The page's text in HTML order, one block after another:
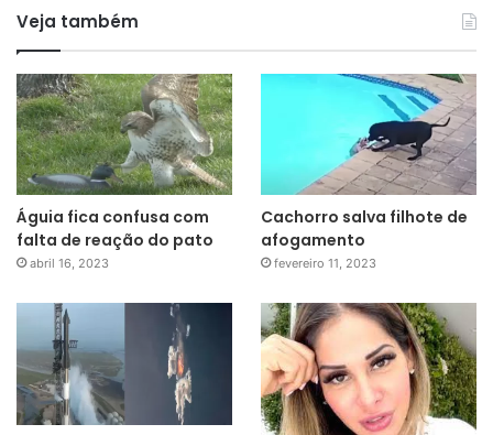
Veja também
Águia fica confusa com
falta de reação do pato
abril 16, 2023
Cachorro salva filhote de
afogamento
fevereiro 11, 2023